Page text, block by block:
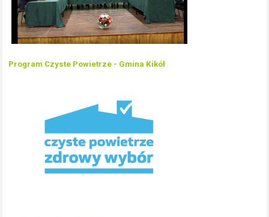
Program Czyste Powietrze - Gmina Kikół